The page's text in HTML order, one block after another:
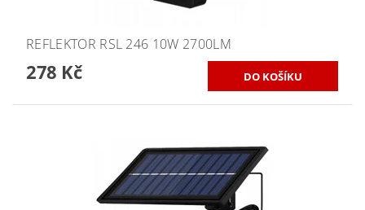
REFLEKTOR RSL 246 10W 2700LM
278 Kč